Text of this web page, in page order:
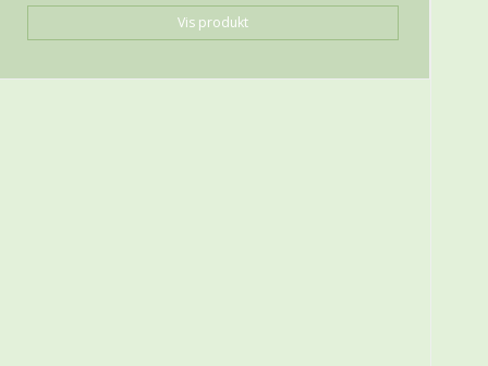
Vis produkt